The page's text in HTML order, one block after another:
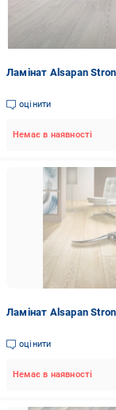
Ламінат Alsapan
оцінити
Немає в наявності
Ламінат Alsapan
оцінити
Немає в наявності